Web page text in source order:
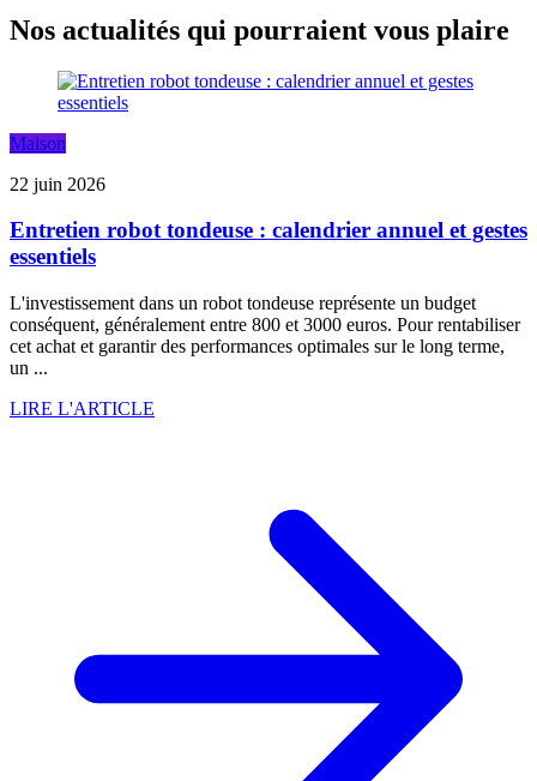
Nos actualités qui pourraient vous plaire
Maison
22 juin 2026
Entretien robot tondeuse : calendrier annuel et gestes
essentiels
L'investissement dans un robot tondeuse représente un budget
conséquent, généralement entre 800 et 3000 euros. Pour rentabiliser
cet achat et garantir des performances optimales sur le long terme,
un ...
LIRE L'ARTICLE